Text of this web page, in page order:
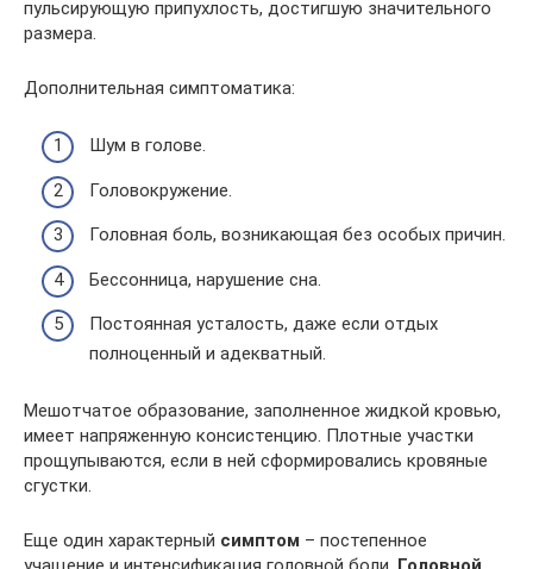
пульсирующую припухлость, достигшую значительного
размера.
Дополнительная симптоматика:
Шум в голове.
Головокружение.
Головная боль, возникающая без особых причин.
Бессонница, нарушение сна.
Постоянная усталость, даже если отдых
полноценный и адекватный.
Мешотчатое образование, заполненное жидкой кровью,
имеет напряженную консистенцию. Плотные участки
прощупываются, если в ней сформировались кровяные
сгустки.
Еще один характерный симптом – постепенное